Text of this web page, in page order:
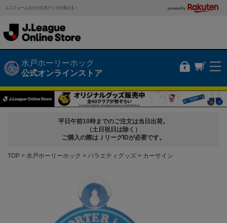
ユニフォームなどの公式グッズが買える！ powered by
水戸ホーリーホック
公式オンラインストア
平日午前10時までのご注文は当日出荷。
（土日祝日は除く）
ご購入の際はＪリーグIDが必要です。
TOP 水戸ホーリーホック バラエティグッズ カーサイン